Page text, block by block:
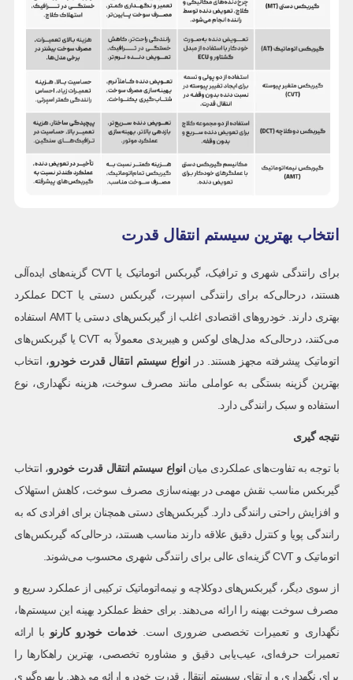
انتخاب بهترین سیستم انتقال قدرت
برای رانندگی شهری و ترافیک، گیربکس اتوماتیک یا CVT گزینه‌های ایده‌آلی
هستند، درحالی‌که برای رانندگی اسپرت، گیربکس دستی یا DCT عملکرد
بهتری دارند. خودروهای اقتصادی اغلب از گیربکس‌های دستی یا AMT استفاده
می‌کنند، درحالی‌که مدل‌های لوکس و هیبریدی معمولاً به CVT یا گیربکس‌های
اتوماتیک پیشرفته مجهز هستند. در
انواع سیستم انتقال قدرت خودرو، انتخاب
بهترین گزینه بستگی به عواملی مانند مصرف سوخت، هزینه نگهداری، نوع
استفاده و سبک رانندگی دارد.
نتیجه گیری
با توجه به تفاوت‌های عملکردی میان انواع سیستم انتقال قدرت خودرو، انتخاب
گیربکس مناسب نقش مهمی در بهینه‌سازی مصرف سوخت، کاهش استهلاک
و افزایش راحتی رانندگی دارد. گیربکس‌های دستی همچنان برای افرادی که به
رانندگی پویا و کنترل دقیق علاقه دارند مناسب هستند، درحالی‌که گیربکس‌های
اتوماتیک و CVT گزینه‌ای عالی برای رانندگی شهری محسوب می‌شوند.
از سوی دیگر، گیربکس‌های دوکلاچه و نیمه‌اتوماتیک ترکیبی از عملکرد سریع و
مصرف سوخت بهینه را ارائه می‌دهند. برای حفظ عملکرد بهینه این سیستم‌ها،
نگهداری و تعمیرات تخصصی ضروری است.خدمات خودرو کارنو با ارائه
تعمیرات حرفه‌ای، عیب‌یابی دقیق و مشاوره تخصصی، بهترین راهکارها را
برای نگهداری و ارتقای سیستم انتقال قدرت خودرو ارائه می‌دهد. با بهره‌گیری